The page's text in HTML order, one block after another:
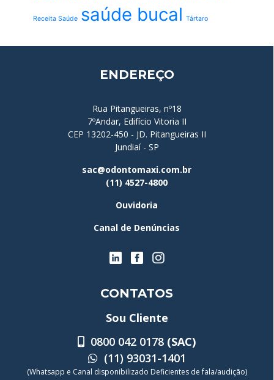
Receita Saúde saúde bucal Tártaro
ENDEREÇO
Rua Pitangueiras, nº18
7ºAndar, Edifício Vitoria II
CEP 13202-450 - JD. Pitangueiras II
Jundiaí - SP
sac@odontomaxi.com.br
(11) 4527-4800
Ouvidoria
Canal de Denúncias
CONTATOS
Sou Cliente
0800 042 0178 (SAC)
(11) 93031-1401
(Whatsapp e Canal disponibilizado Deficientes de fala/audição)